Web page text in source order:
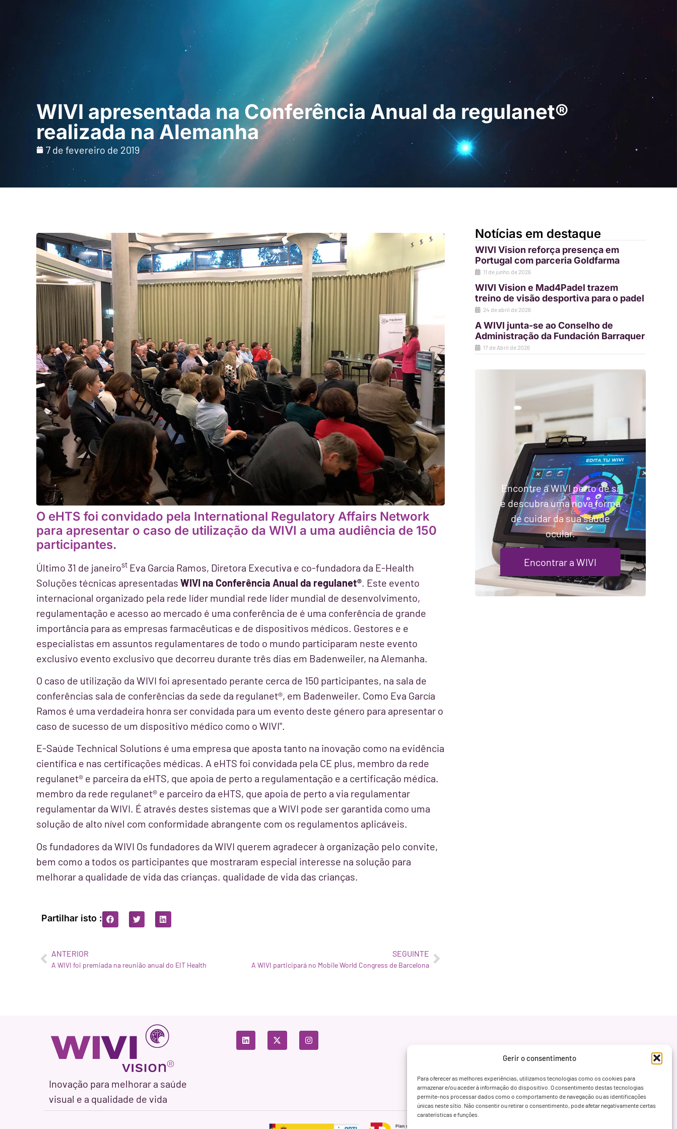
Gerir o consentimento
Para oferecer as melhores experiências, utilizamos tecnologias como os cookies para
armazenar e/ou aceder à informação do dispositivo. O consentimento destas tecnologias
permite-nos processar dados como o comportamento de navegação ou as identificações
únicas neste sítio. Não consentir ou retirar o consentimento, pode afetar negativamente certas
caraterísticas e funções.
Para profissionais Para os doentes
Pedir uma
WIVI apresentada na Conferência Anual da regulanet®
realizada na Alemanha
7 de fevereiro de 2019
O eHTS foi convidado pela International Regulatory Affairs Network
para apresentar o caso de utilização da WIVI a uma audiência de 150
participantes.
Último 31 de janeirost Eva García Ramos, Diretora Executiva e co-fundadora da E-Health
Soluções técnicas apresentadas WIVI na Conferência Anual da regulanet® . Este evento
internacional organizado pela rede líder mundial rede líder mundial de desenvolvimento,
regulamentação e acesso ao mercado é uma conferência de é uma conferência de grande
importância para as empresas farmacêuticas e de dispositivos médicos. Gestores e e
especialistas em assuntos regulamentares de todo o mundo participaram neste evento
exclusivo evento exclusivo que decorreu durante três dias em Badenweiler, na Alemanha.
O caso de utilização da WIVI foi apresentado perante cerca de 150 participantes, na sala de
conferências sala de conferências da sede da regulanet®, em Badenweiler. Como Eva García
Ramos é uma verdadeira honra ser convidada para um evento deste género para apresentar o
caso de sucesso de um dispositivo médico como o WIVI".
E-Saúde Technical Solutions é uma empresa que aposta tanto na inovação como na evidência
científica e nas certificações médicas. A eHTS foi convidada pela CE plus, membro da rede
regulanet® e parceira da eHTS, que apoia de perto a regulamentação e a certificação médica.
membro da rede regulanet® e parceiro da eHTS, que apoia de perto a via regulamentar
regulamentar da WIVI. É através destes sistemas que a WIVI pode ser garantida como uma
solução de alto nível com conformidade abrangente com os regulamentos aplicáveis.
Os fundadores da WIVI Os fundadores da WIVI querem agradecer à organização pelo convite,
bem como a todos os participantes que mostraram especial interesse na solução para
melhorar a qualidade de vida das crianças. qualidade de vida das crianças.
Partilhar isto :
ANTERIOR
A WIVI foi premiada na reunião anual do EIT Health
SEGUINTE
A WIVI participará no Mobile World Congress de Barcelona
Notícias em destaque
WIVI Vision reforça presença em
Portugal com parceria Goldfarma
11 de junho de 2026
WIVI Vision e Mad4Padel trazem
treino de visão desportiva para o padel
24 de abril de 2026
A WIVI junta-se ao Conselho de
Administração da Fundación Barraquer
17 de Abril de 2026
Encontre a WIVI perto de si
e descubra uma nova forma
de cuidar da sua saúde
ocular.
Encontrar a WIVI
Inovação para melhorar a saúde
visual e a qualidade de vida